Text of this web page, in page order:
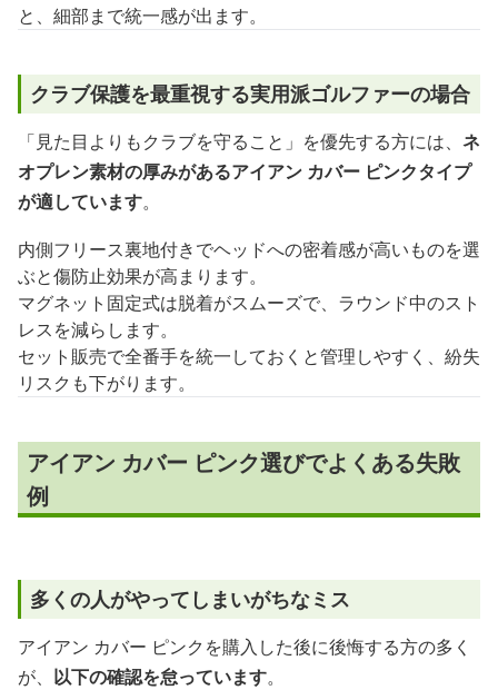
と、細部まで統一感が出ます。
クラブ保護を最重視する実用派ゴルファーの場合
「見た目よりもクラブを守ること」を優先する方には、 ネ
オプレン素材の厚みがあるアイアン カバー ピンクタイプ
が適しています。
内側フリース裏地付きでヘッドへの密着感が高いものを選
ぶと傷防止効果が高まります。
マグネット固定式は脱着がスムーズで、ラウンド中のスト
レスを減らします。
セット販売で全番手を統一しておくと管理しやすく、紛失
リスクも下がります。
アイアン カバー ピンク選びでよくある失敗
例
多くの人がやってしまいがちなミス
アイアン カバー ピンクを購入した後に後悔する方の多く
が、 以下の確認を怠っています。